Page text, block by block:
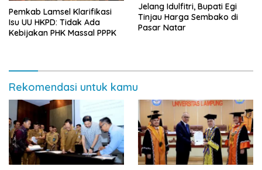
Pemkab Lamsel Klarifikasi
Isu UU HKPD: Tidak Ada
Kebijakan PHK Massal PPPK
Jelang Idulfitri, Bupati Egi
Tinjau Harga Sembako di
Pasar Natar
Rekomendasi untuk kamu